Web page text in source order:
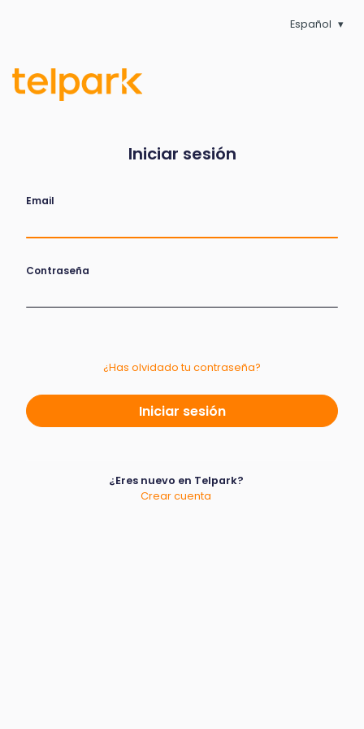
Español
Iniciar sesión
Email
Contraseña
¿Has olvidado tu contraseña?
¿Eres nuevo en Telpark?
Crear cuenta